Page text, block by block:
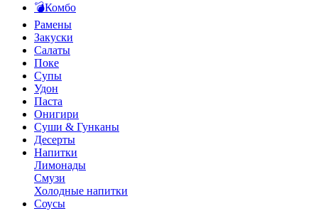
💣Комбо
Рамены
Закуски
Салаты
Поке
Супы
Удон
Паста
Онигири
Суши & Гунканы
Десерты
Напитки
Лимонады
Смузи
Холодные напитки
Соусы